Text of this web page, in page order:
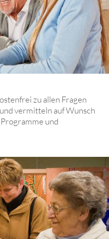
zu allen Fragen
vermitteln auf Wunsch
und